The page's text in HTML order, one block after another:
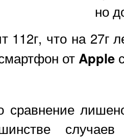
но
112г, что на 27г
отApple
сравнение